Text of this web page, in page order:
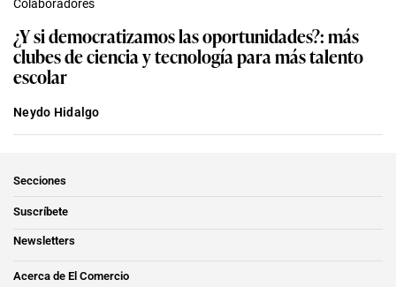
Colaboradores
¿Y si democratizamos las oportunidades?: más
clubes de ciencia y tecnología para más talento
escolar
Neydo Hidalgo
Secciones
Suscríbete
Newsletters
Acerca de El Comercio